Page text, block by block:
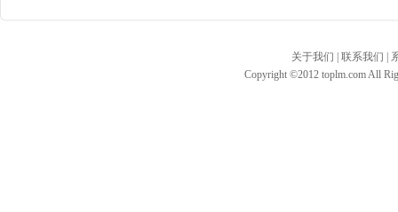
关于我们 | 联系我们 |
Copyright ©2012 toplm.com All